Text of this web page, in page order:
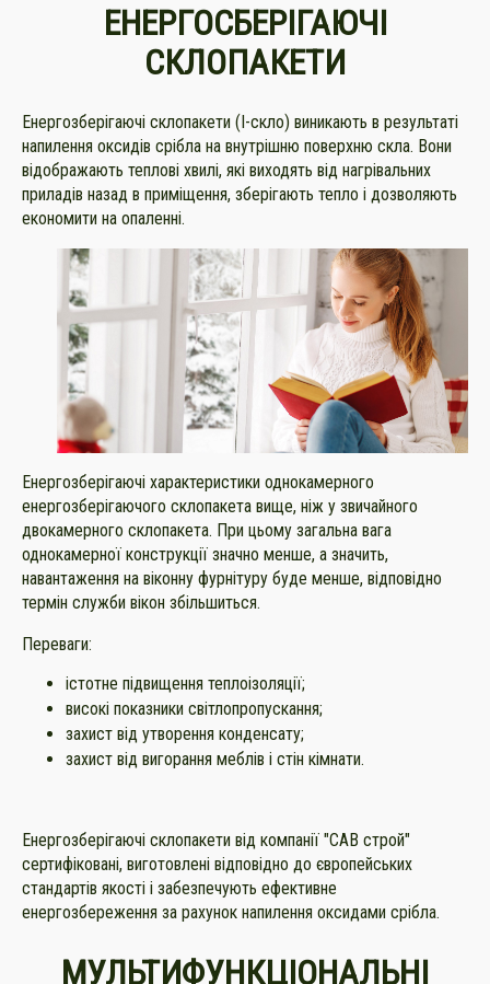
ЕНЕРГОСБЕРІГАЮЧІ
СКЛОПАКЕТИ
Енергозберігаючі склопакети (І-скло) виникають в результаті
напилення оксидів срібла на внутрішню поверхню скла. Вони
відображають теплові хвилі, які виходять від нагрівальних
приладів назад в приміщення, зберігають тепло і дозволяють
економити на опаленні.
Енергозберігаючі характеристики однокамерного
енергозберігаючого склопакета вище, ніж у звичайного
двокамерного склопакета. При цьому загальна вага
однокамерної конструкції значно менше, а значить,
навантаження на віконну фурнітуру буде менше, відповідно
термін служби вікон збільшиться.
Переваги:
істотне підвищення теплоізоляції;
високі показники світлопропускання;
захист від утворення конденсату;
захист від вигорання меблів і стін кімнати.
Енергозберігаючі склопакети від компанії "САВ строй"
сертифіковані, виготовлені відповідно до європейських
стандартів якості і забезпечують ефективне
енергозбереження за рахунок напилення оксидами срібла.
МУЛЬТИФУНКЦІОНАЛЬНІ